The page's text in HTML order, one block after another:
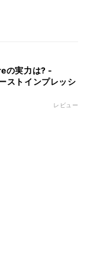
の実力は? -
トインプレッシ
レビュー